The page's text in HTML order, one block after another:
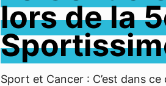
lors de la
Sport et Cancer : C’est dans